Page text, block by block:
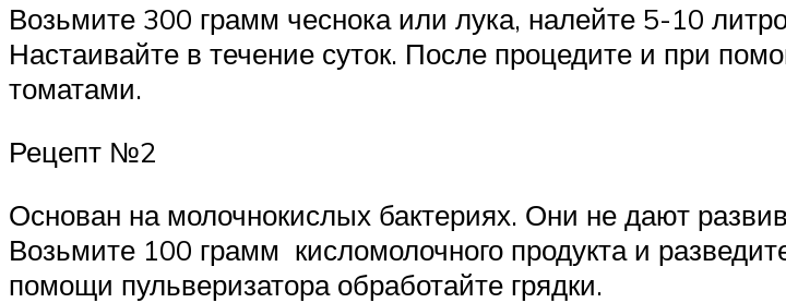
Возьмите 300 грамм чеснока или лука, налейте 5-10
Настаивайте в течение суток. После процедите и при
томатами.
Рецепт №2
Основан на молочнокислых бактериях. Они не дают
Возьмите 100 грамм кисломолочного продукта и
помощи пульверизатора обработайте грядки.